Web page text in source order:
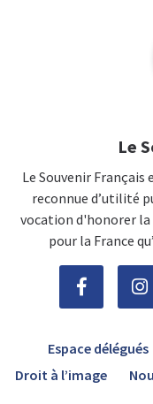
Le
Le Souvenir
reconnue d’utilité
vocation d'honorer
pour la France
Espace délégués
Droit à l’image